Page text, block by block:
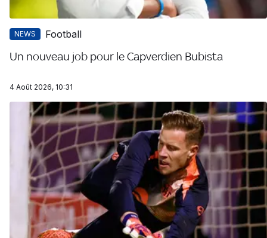
NEWS Football
Un nouveau job pour le Capverdien Bubista
4 Août 2026, 10:31